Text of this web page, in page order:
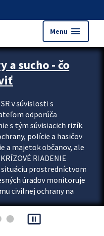
Menu menu
a sucho - čo
v súvislosti s
odporúča
s tým súvisiacich rizík.
polície a hasičov
a majetok občanov, ale
RIADENIE
situáciu prostredníctvom
úradov monitoruje
civilnej ochrany na
pause_presentation